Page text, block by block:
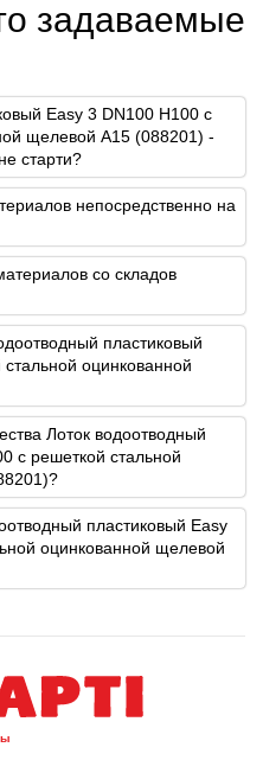
задаваемые
Easy 3 DN100 H100 с
щелевой А15 (088201) -
старти?
непосредственно на
со складов
пластиковый
оцинкованной
Лоток водоотводный
с решеткой стальной
пластиковый Easy
оцинкованной щелевой